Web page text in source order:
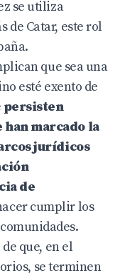
se utiliza
de Catar, este rol
que sea una
esté exento de
persisten
marcado la
jurídicos
de
cumplir los
que, en el
se terminen